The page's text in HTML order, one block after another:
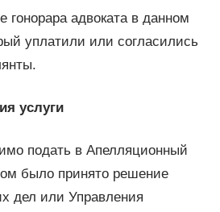
адвоката в данном
уплатили или согласились
услуги
подать в Апелляционный
было принято решение
дел или Управления